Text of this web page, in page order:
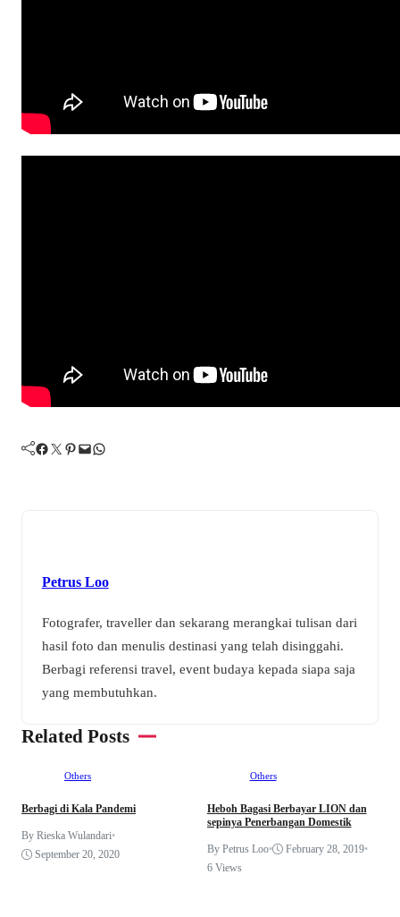
Facebook Twitter Pinterest Mail WhatsApp
Petrus Loo
Fotografer, traveller dan sekarang merangkai tulisan dari
hasil foto dan menulis destinasi yang telah disinggahi.
Berbagi referensi travel, event budaya kepada siapa saja
yang membutuhkan.
Related Posts
Others
Berbagi di Kala Pandemi
By Rieska Wulandari•
September 20, 2020
Others
Heboh Bagasi Berbayar LION dan
sepinya Penerbangan Domestik
By Petrus Loo• February 28, 2019•
6 Views